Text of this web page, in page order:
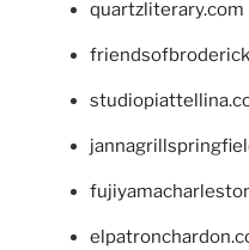
quartzliterary.com